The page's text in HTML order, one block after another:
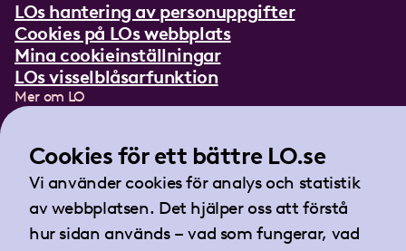
LOs hantering av personuppgifter
Cookies på LOs webbplats
Mina cookieinställningar
LOs visselblåsarfunktion
Mer om LO
Lättläst om LO
Teckenspråksfilm
Tidningen Arbetet
Landsorganisationen i Sverige
Barnhusgatan 18
Cookies för ett bättre LO.se
Vi använder cookies för analys och statistik
av webbplatsen. Det hjälper oss att förstå
hur sidan används – vad som fungerar, vad